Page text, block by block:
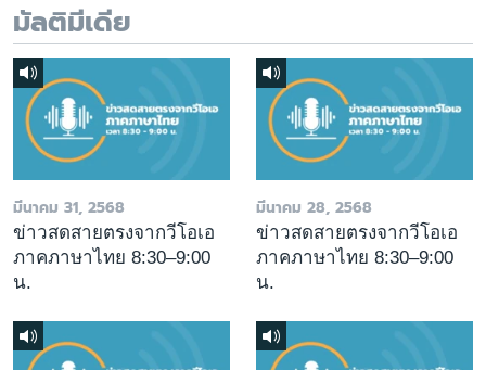
มัลติมีเดีย
มีนาคม 31, 2568
ข่าวสดสายตรงจากวีโอเอ
ภาคภาษาไทย 8:30–9:00
น.
มีนาคม 28, 2568
ข่าวสดสายตรงจากวีโอเอ
ภาคภาษาไทย 8:30–9:00
น.